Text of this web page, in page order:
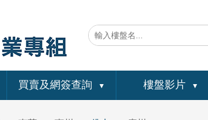
買賣及網簽查詢 ▼ 樓盤影片 ▼